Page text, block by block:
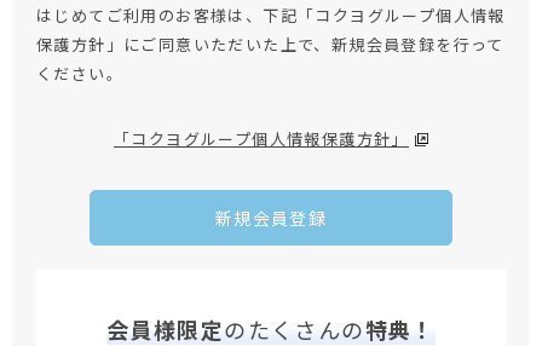
はじめてご利用のお客様は、下記「コクヨグループ個人情報
保護方針」にご同意いただいた上で、新規会員登録を行って
ください。
「コクヨグループ個人情報保護方針」
新規会員登録
会員様限定のたくさんの特典！